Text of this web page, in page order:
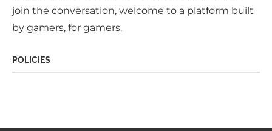
join the conversation, welcome to a platform built
by gamers, for gamers.
POLICIES